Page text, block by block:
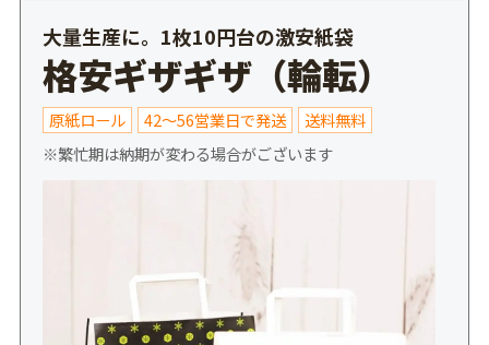
大量生産に。1枚10円台の激安紙袋
格安ギザギザ（輪転）
原紙ロール 42〜56営業日で発送
送料無料
※繁忙期は納期が変わる場合がございます